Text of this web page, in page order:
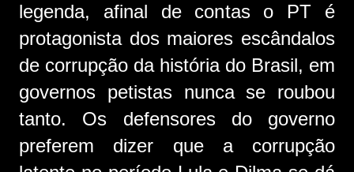
legenda, afinal de contas o PT é
protagonista dos maiores escândalos
de corrupção da história do Brasil, em
governos petistas nunca se roubou
tanto. Os defensores do governo
preferem dizer que a corrupção